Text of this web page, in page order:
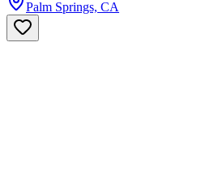
Palm Springs, CA